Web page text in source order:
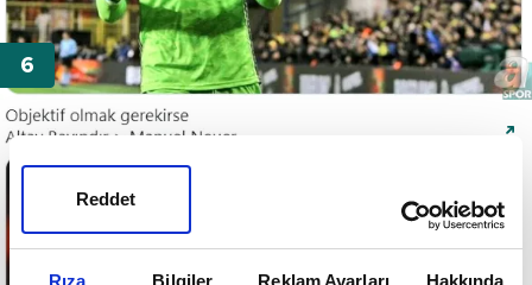
Rıza Bilgiler Reklam Ayarları Hakkında
Reddet